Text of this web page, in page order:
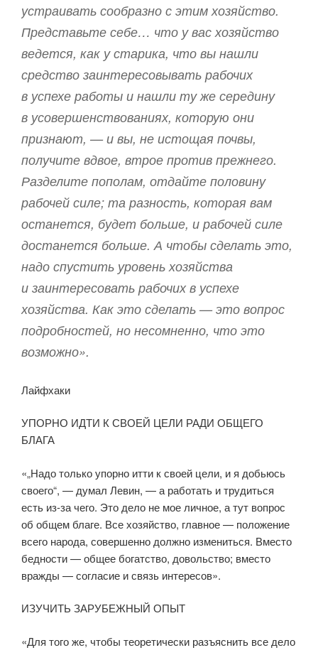
устраивать сообразно с этим хозяйство.
Представьте себе… что у вас хозяйство
ведется, как у старика, что вы нашли
средство заинтересовывать рабочих
в успехе работы и нашли ту же середину
в усовершенствованиях, которую они
признают, — и вы, не истощая почвы,
получите вдвое, втрое против прежнего.
Разделите пополам, отдайте половину
рабочей силе; та разность, которая вам
останется, будет больше, и рабочей силе
достанется больше. А чтобы сделать это,
надо спустить уровень хозяйства
и заинтересовать рабочих в успехе
хозяйства. Как это сделать — это вопрос
подробностей, но несомненно, что это
возможно».
Лайфхаки
УПОРНО ИДТИ К СВОЕЙ ЦЕЛИ РАДИ ОБЩЕГО
БЛАГА
«„Надо только упорно итти к своей цели, и я добьюсь
своего“, — думал Левин, — а работать и трудиться
есть из-за чего. Это дело не мое личное, а тут вопрос
об общем благе. Все хозяйство, главное — положение
всего народа, совершенно должно измениться. Вместо
бедности — общее богатство, довольство; вместо
вражды — согласие и связь интересов».
ИЗУЧИТЬ ЗАРУБЕЖНЫЙ ОПЫТ
«Для того же, чтобы теоретически разъяснить все дело